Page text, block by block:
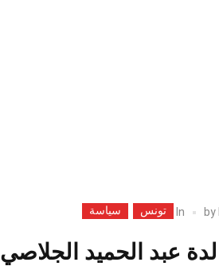
by
In تونس سياسة
عبد الحميد الجلاصي